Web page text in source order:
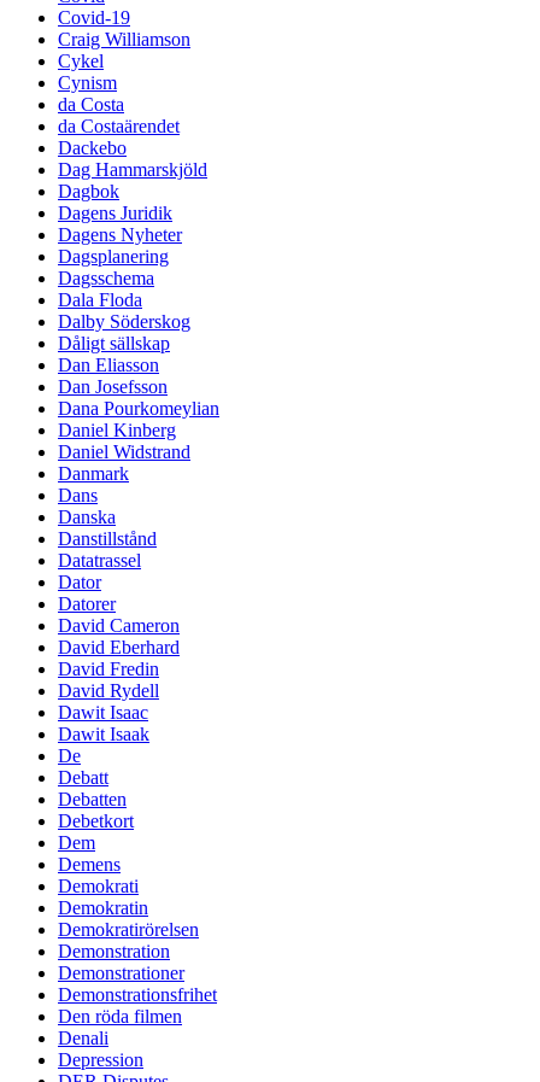
Covid-19
Craig Williamson
Cykel
Cynism
da Costa
da Costaärendet
Dackebo
Dag Hammarskjöld
Dagbok
Dagens Juridik
Dagens Nyheter
Dagsplanering
Dagsschema
Dala Floda
Dalby Söderskog
Dåligt sällskap
Dan Eliasson
Dan Josefsson
Dana Pourkomeylian
Daniel Kinberg
Daniel Widstrand
Danmark
Dans
Danska
Danstillstånd
Datatrassel
Dator
Datorer
David Cameron
David Eberhard
David Fredin
David Rydell
Dawit Isaac
Dawit Isaak
De
Debatt
Debatten
Debetkort
Dem
Demens
Demokrati
Demokratin
Demokratirörelsen
Demonstration
Demonstrationer
Demonstrationsfrihet
Den röda filmen
Denali
Depression